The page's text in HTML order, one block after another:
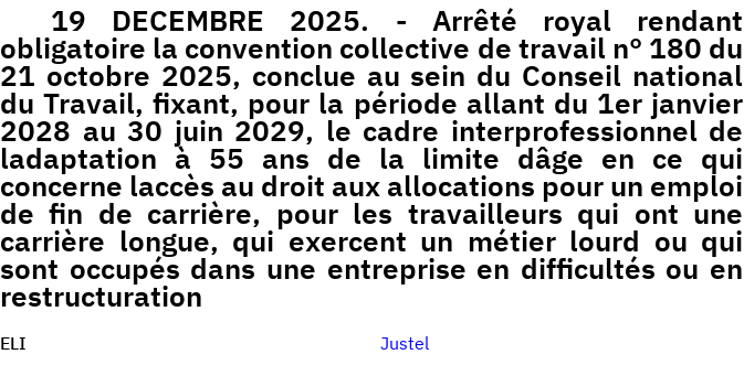
19 DECEMBRE 2025. - Arrêté royal rendant
obligatoire la convention collective de travail n° 180 du
21 octobre 2025, conclue au sein du Conseil national
du Travail, fixant, pour la période allant du 1er janvier
2028 au 30 juin 2029, le cadre interprofessionnel de
ladaptation à 55 ans de la limite dâge en ce qui
concerne laccès au droit aux allocations pour un emploi
de fin de carrière, pour les travailleurs qui ont une
carrière longue, qui exercent un métier lourd ou qui
sont occupés dans une entreprise en difficultés ou en
restructuration
ELI
Justel